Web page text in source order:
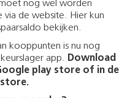
nog wel worden
de website. Hier kun
bekijken.
kooppunten is nu nog
app. Download
play store of in de